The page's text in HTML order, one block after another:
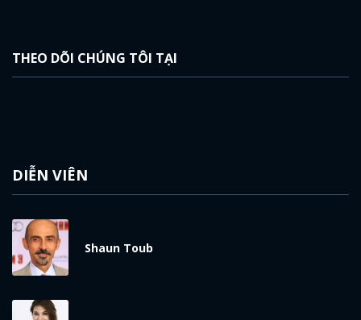
THEO DÕI CHÚNG TÔI TẠI
DIỄN VIÊN
Shaun Toub